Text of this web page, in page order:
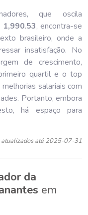
que oscila
1,990.53, encontra-se
brasileiro, onde a
insatisfação. No
de crescimento,
quartil e o top
salariais com
Portanto, embora
há espaço para
atualizados até 2025-07-31
da
em